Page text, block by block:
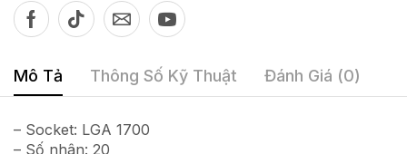
Mô Tả Thông Số Kỹ Thuật Đánh Giá (0)
– Socket: LGA 1700
– Số nhân: 20